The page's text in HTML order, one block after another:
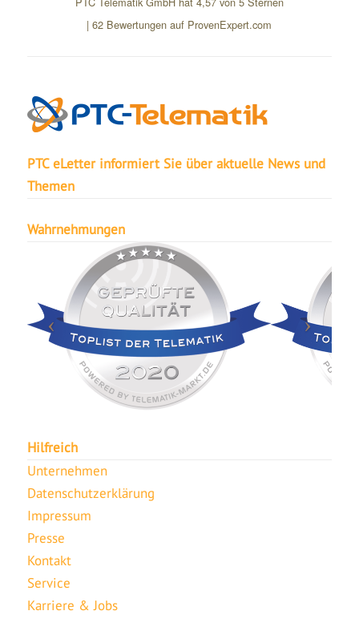
|62 Bewertungen auf ProvenExpert.com
PTC eLetter informiert Sie über aktuelle News und
Themen
Wahrnehmungen
Hilfreich
Unternehmen
Datenschutzerklärung
Impressum
Presse
Kontakt
Service
Karriere & Jobs